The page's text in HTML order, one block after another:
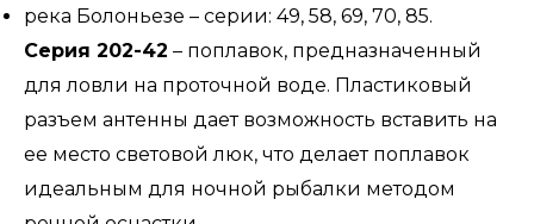
река Болоньезе – серии: 49, 58, 69, 70, 85.
Серия 202-42 – поплавок, предназначенный
для ловли на проточной воде. Пластиковый
разъем антенны дает возможность вставить на
ее место световой люк, что делает поплавок
идеальным для ночной рыбалки методом